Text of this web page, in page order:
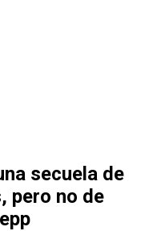
secuela de
pero no de